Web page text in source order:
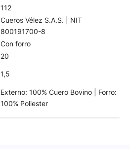
112
Cueros Vélez S.A.S. | NIT
800191700-8
Con forro
20
1,5
Externo: 100% Cuero Bovino | Forro:
100% Poliester